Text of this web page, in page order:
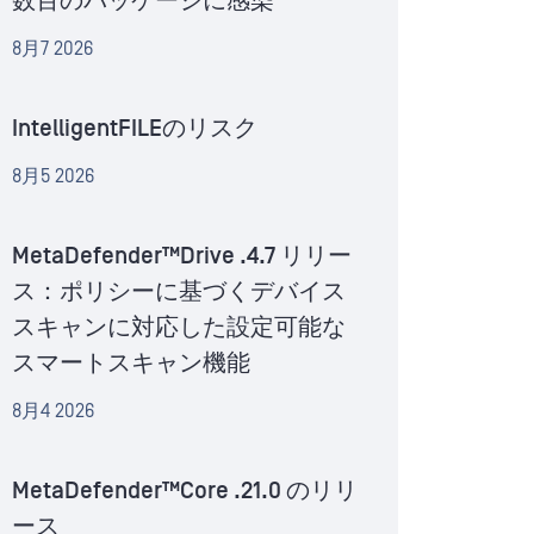
8月7 2026
IntelligentFILEのリスク
8月5 2026
MetaDefender™Drive .4.7 リリー
ス：ポリシーに基づくデバイス
スキャンに対応した設定可能な
スマートスキャン機能
8月4 2026
MetaDefender™Core .21.0 のリリ
ース